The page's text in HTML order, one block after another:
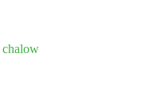
chalow